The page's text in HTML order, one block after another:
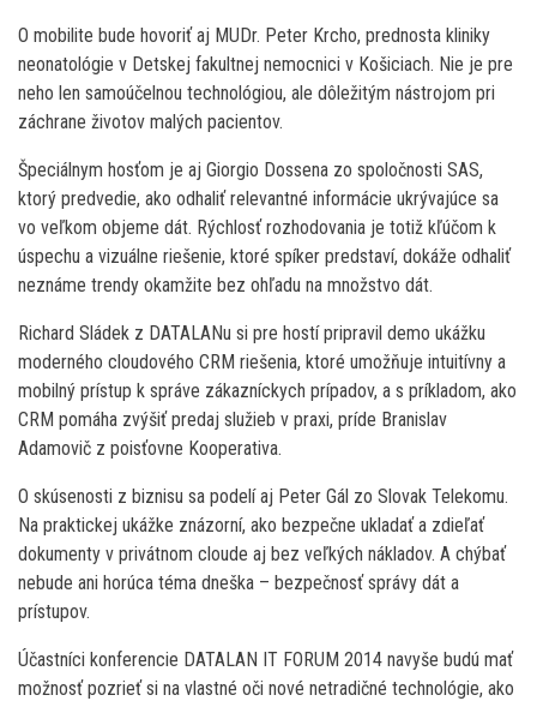
O mobilite bude hovoriť aj MUDr. Peter Krcho, prednosta kliniky
neonatológie v Detskej fakultnej nemocnici v Košiciach. Nie je pre
neho len samoúčelnou technológiou, ale dôležitým nástrojom pri
záchrane životov malých pacientov.
Špeciálnym hosťom je aj Giorgio Dossena zo spoločnosti SAS,
ktorý predvedie, ako odhaliť relevantné informácie ukrývajúce sa
vo veľkom objeme dát. Rýchlosť rozhodovania je totiž kľúčom k
úspechu a vizuálne riešenie, ktoré spíker predstaví, dokáže odhaliť
neznáme trendy okamžite bez ohľadu na množstvo dát.
Richard Sládek z DATALANu si pre hostí pripravil demo ukážku
moderného cloudového CRM riešenia, ktoré umožňuje intuitívny a
mobilný prístup k správe zákazníckych prípadov, a s príkladom, ako
CRM pomáha zvýšiť predaj služieb v praxi, príde Branislav
Adamovič z poisťovne Kooperativa.
O skúsenosti z biznisu sa podelí aj Peter Gál zo Slovak Telekomu.
Na praktickej ukážke znázorní, ako bezpečne ukladať a zdieľať
dokumenty v privátnom cloude aj bez veľkých nákladov. A chýbať
nebude ani horúca téma dneška – bezpečnosť správy dát a
prístupov.
Účastníci konferencie DATALAN IT FORUM 2014 navyše budú mať
možnosť pozrieť si na vlastné oči nové netradičné technológie, ako